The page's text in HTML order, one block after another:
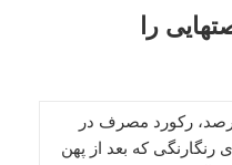
را
رصد، رکورد مصرف در
که بعد از پهن